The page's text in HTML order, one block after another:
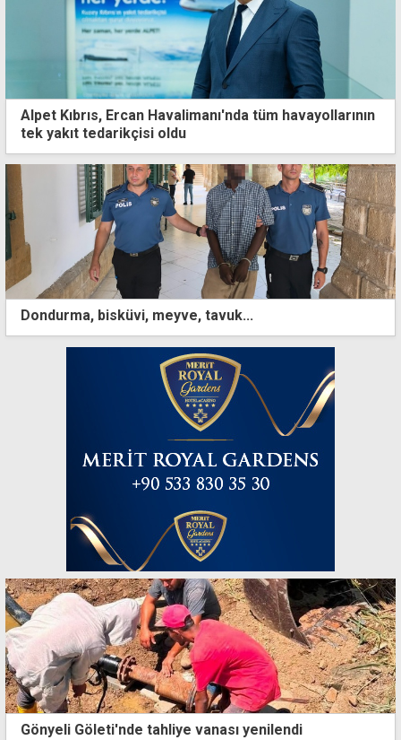
Alpet Kıbrıs, Ercan Havalimanı'nda tüm havayollarının
tek yakıt tedarikçisi oldu
Dondurma, bisküvi, meyve, tavuk...
Gönyeli Göleti'nde tahliye vanası yenilendi